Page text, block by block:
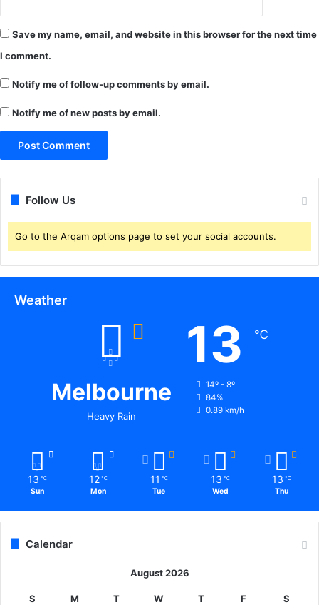
Save my name, email, and website in this browser for the next time
I comment.
Notify me of follow-up comments by email.
Notify me of new posts by email.
Follow Us
Go to the Arqam options page to set your social accounts.
Weather
Melbourne
Heavy Rain
13 ℃
14º - 8º
84%
0.89 km/h
13 ℃
Sun
12 ℃
Mon
11 ℃
Tue
13 ℃
Wed
13 ℃
Thu
Calendar
August 2026
S M T W T F
S